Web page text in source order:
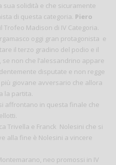
sua solidità e che sicuramente
di questa categoria. Piero
Madison di IV Categoria.
oggi gran protagonista e
il terzo gradino del podio e il
non che l’alessandrino appare
disputate e non regge
giovane avversario che allora
la partita.
affrontano in questa finale che
Trivella e Franck Nolesini che si
alla fine è Nolesini a vincere
neo promossi in IV